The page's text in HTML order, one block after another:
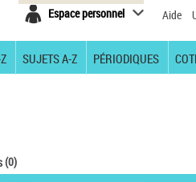
Espace personnel Aide
SUJETS A-Z PÉRIODIQUES
(0)